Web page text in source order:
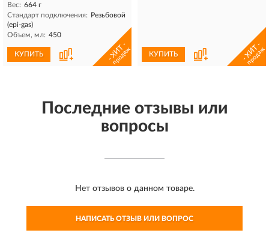
Вес: 664 г
Стандарт подключения: Резьбовой
(epi-gas)
Объем, мл: 450
КУПИТЬ - ХИТ -
продаж КУПИТЬ - ХИТ -
продаж
Последние отзывы или
вопросы
Нет отзывов о данном товаре.
НАПИСАТЬ ОТЗЫВ ИЛИ ВОПРОС